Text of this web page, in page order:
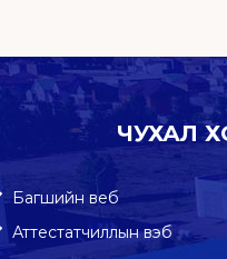
ЧУХАЛ
Багшийн веб
Аттестатчиллын вэб